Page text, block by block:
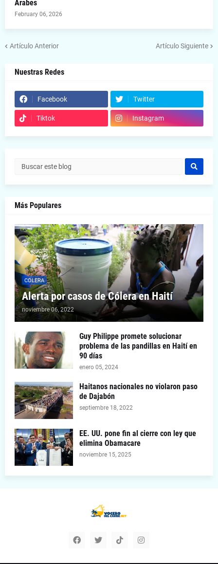
Árabes
February 06, 2026
Artículo Anterior Artículo Siguiente
Nuestras Redes
Facebook Twitter
Tiktok Instagram
Más Populares
COLERA
Alerta por casos de Cólera en Haití
noviembre 06, 2022
Guy Philippe promete solucionar
problema de las pandillas en Haití en
90 días
enero 05, 2024
Haitanos nacionales no violaron paso
de Dajabón
septiembre 18, 2022
EE. UU. pone fin al cierre con ley que
elimina Obamacare
noviembre 15, 2025